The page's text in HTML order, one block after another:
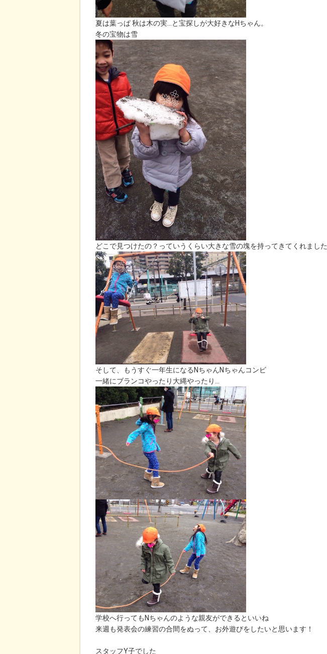
夏は葉っぱ 秋は木の実…と宝探しが大好きなHちゃん。
冬の宝物は雪
どこで見つけたの？っていうくらい大きな雪の塊を持ってきてくれました
そして、もうすぐ一年生になるNちゃんNちゃんコンビ
一緒にブランコやったり大縄やったり…
学校へ行ってもNちゃんのような親友ができるといいね
来週も発表会の練習の合間をぬって、お外遊びをしたいと思います！
スタッフY子でした